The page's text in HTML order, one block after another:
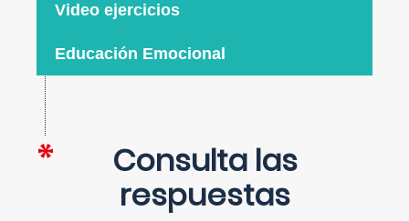
Video ejercicios
Educación Emocional
Consulta las
respuestas